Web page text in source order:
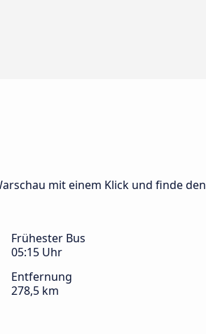
mit einem Klick und finde den
Frühester Bus
05:15 Uhr
Entfernung
278,5 km